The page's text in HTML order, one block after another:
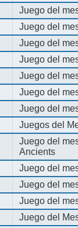
Juego del
Juego del
Juego del
Juego del
Juego del
Juego del
Juego del
Juegos del
Juego del
Ancients
Juego del
Juego del
Juego del
Juego del